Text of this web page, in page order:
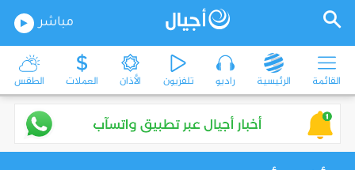
مباشر
القائمة الرئيسية راديو تلفزيون الأذان العملات الطقس